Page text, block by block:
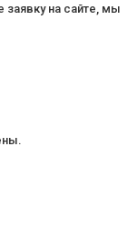
заявку на сайте, мы